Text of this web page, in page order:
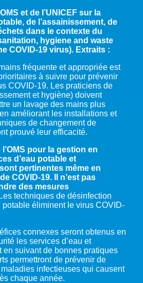
et de l’UNICEF sur la
de l’assainissement, de
dans le contexte du
hygiene and waste
COVID-19 virus). Extraits :
fréquente et appropriée est
à suivre pour prévenir
COVID-19. Les praticiens de
et hygiène) doivent
un lavage des mains plus
améliorant les installations et
de changement de
prouvé leur efficacité.
pour la gestion en
d’eau potable et
pertinentes même en
COVID-19. Il n’est pas
des mesures
Les techniques de désinfection
potable éliminent le virus COVID-
connexes seront obtenus en
les services d’eau et
en suivant de bonnes pratiques
permettront de prévenir de
infectieuses qui causent
chaque année.